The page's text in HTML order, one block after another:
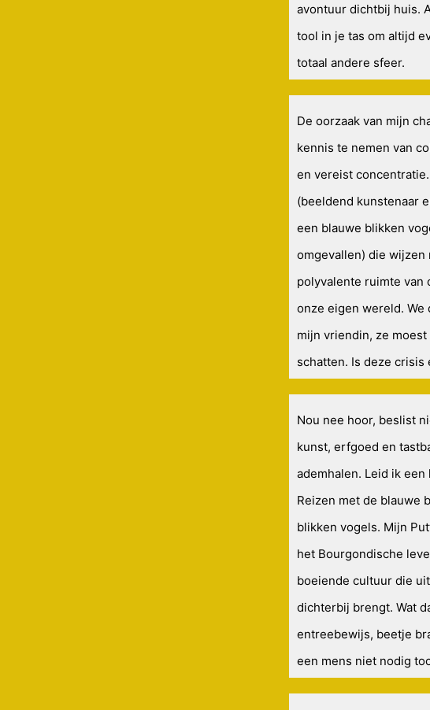
avontuur dichtbij huis.
tool in je tas om altijd
totaal andere sfeer.
De oorzaak van mijn
kennis te nemen van
en vereist
(beeldend kunstenaar
een blauwe blikken
omgevallen) die wijzen
polyvalente ruimte van
onze eigen wereld. We
mijn vriendin, ze
schatten. Is deze crisis
Nou nee hoor, beslist
kunst, erfgoed en
ademhalen. Leid ik
Reizen met de blauwe
blikken vogels. Mijn
het Bourgondische
boeiende cultuur die
dichterbij brengt. Wat
entreebewijs, beetje
een mens niet nodig